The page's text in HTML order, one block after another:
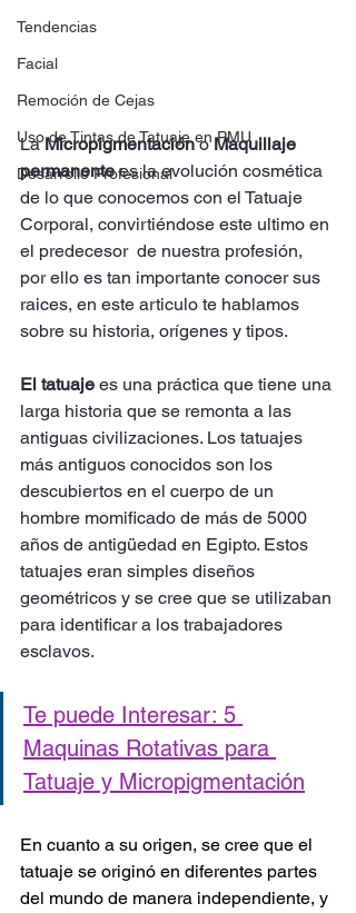
Tendencias
Facial
Remoción de Cejas
Uso de Tintas de Tatuaje en PMU
Desarrollo Profesional
La Micropigmentación o Maquillaje
permanente es la evolución cosmética
de lo que conocemos con el Tatuaje
Corporal, convirtiéndose este ultimo en
el predecesor  de nuestra profesión,
por ello es tan importante conocer sus
raices, en este articulo te hablamos
sobre su historia, orígenes y tipos.
El tatuaje es una práctica que tiene una
larga historia que se remonta a las
antiguas civilizaciones. Los tatuajes
más antiguos conocidos son los
descubiertos en el cuerpo de un
hombre momificado de más de 5000
años de antigüedad en Egipto. Estos
tatuajes eran simples diseños
geométricos y se cree que se utilizaban
para identificar a los trabajadores
esclavos.
Te puede Interesar: 5
Maquinas Rotativas para
Tatuaje y Micropigmentación
En cuanto a su origen, se cree que el
tatuaje se originó en diferentes partes
del mundo de manera independiente, y